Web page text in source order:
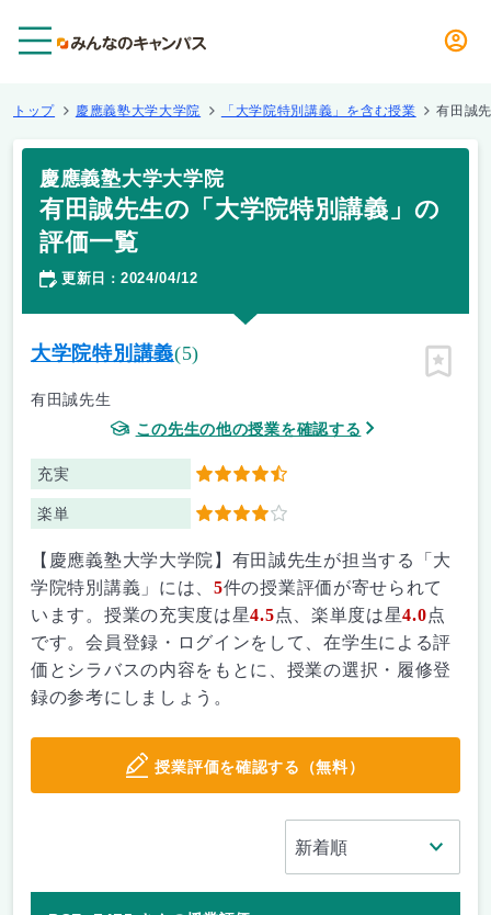
トップ 慶應義塾大学大学院 「大学院特別講義」を含む授業 有田誠
慶應義塾大学大学院
有田誠先生の「大学院特別講義」の
評価一覧
更新日 ： 2024/04/12
大学院特別講義(5)
有田誠先生
この先生の他の授業を確認する
充実 4.5
楽単 4
ピン留
【慶應義塾大学大学院】有田誠先生が担当する「大
学院特別講義」には、 5件の授業評価が寄せられて
います。授業の充実度は星4.5点、楽単度は星4.0点
です。会員登録・ログインをして、在学生による評
価とシラバスの内容をもとに、授業の選択・履修登
録の参考にしましょう。
授業評価を確認する（無料）